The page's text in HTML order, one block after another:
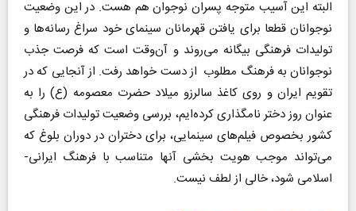
البته این آسیب متوجه پسران نوجوان هم هست. در این وضعیت
نوجوانان قطعا برای یافتن قهرمانان سینمای خود سراغ رسانه‌ها و
تولیدات فرهنگی بیگانه می‌روند و آن‌وقت است که فرصت جذب
نوجوانان به فرهنگ مطلوب از دست خواهد رفت. از آنجایی که در
تقویم ایران و روی کاغذ سالرزو میلاد حضرت معصومه (ع) را به
عنوان روز دختر نامگذاری کرده‌ایم، بررسی وضعیت تولیدات فرهنگی
کشور بخصوص فیلم‌های سینمایی، برای دختران در دوران بلوغ که
می‌تواند موجب هویت بخشی آنها متناسب با فرهنگ ایرانی-
اسلامی شود، خالی از لطف نیست.